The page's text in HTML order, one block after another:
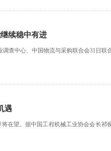
续稳中有进
查中心、中国物流与采购联合会31日
遇
在望。据中国工程机械工业协会会长